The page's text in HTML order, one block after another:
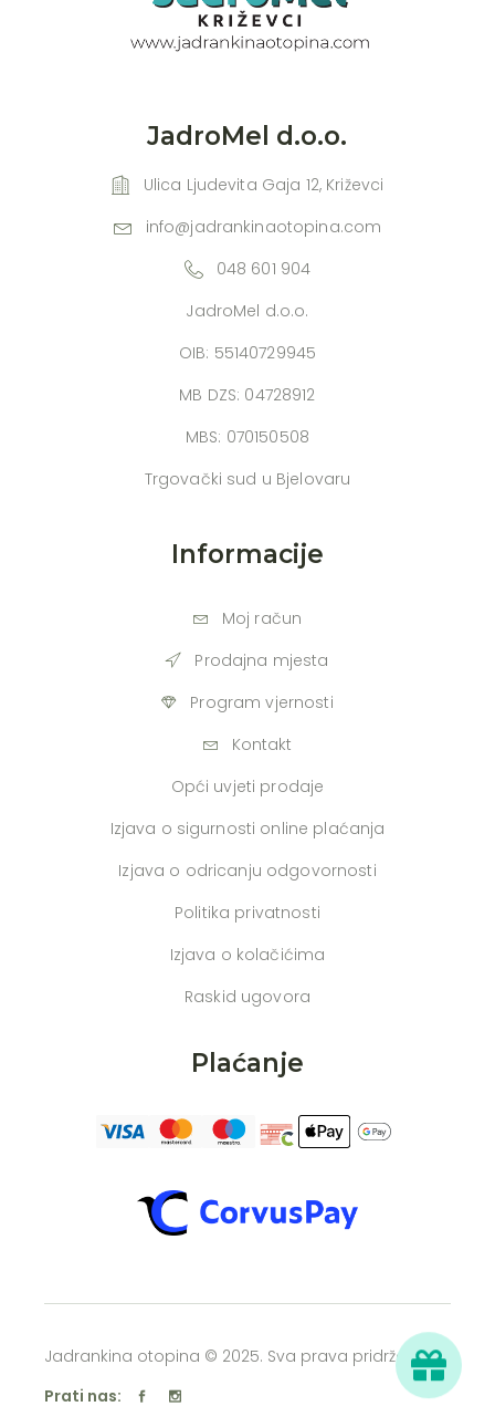
JadroMel d.o.o.
Ulica Ljudevita Gaja 12, Križevci
info@jadrankinaotopina.com
048 601 904
JadroMel d.o.o.
OIB: 55140729945
MB DZS: 04728912
MBS: 070150508
Trgovački sud u Bjelovaru
Informacije
Moj račun
Prodajna mjesta
Program vjernosti
Kontakt
Opći uvjeti prodaje
Izjava o sigurnosti online plaćanja
Izjava o odricanju odgovornosti
Politika privatnosti
Izjava o kolačićima
Raskid ugovora
Plaćanje
Jadrankina otopina © 2025. Sva prava pridržana
Prati nas: